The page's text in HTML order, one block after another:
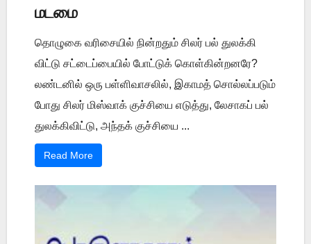
மடமை
தொழுகை வரிசையில் நின்றதும் சிலர் பல் துலக்கி
விட்டு சட்டைப்பையில் போட்டுக் கொள்கின்றனரே?
லண்டனில் ஒரு பள்ளிவாசலில், இகாமத் சொல்லப்படும்
போது சிலர் மிஸ்வாக் குச்சியை எடுத்து, லேசாகப் பல்
துலக்கிவிட்டு, அந்தக் குச்சியை ...
Read More